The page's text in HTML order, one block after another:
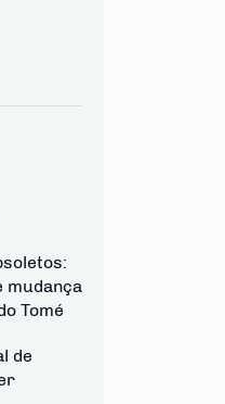
mudança
Tomé
de